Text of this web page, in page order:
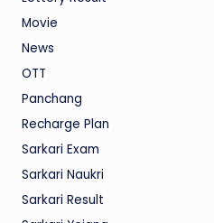
Movie
News
OTT
Panchang
Recharge Plan
Sarkari Exam
Sarkari Naukri
Sarkari Result